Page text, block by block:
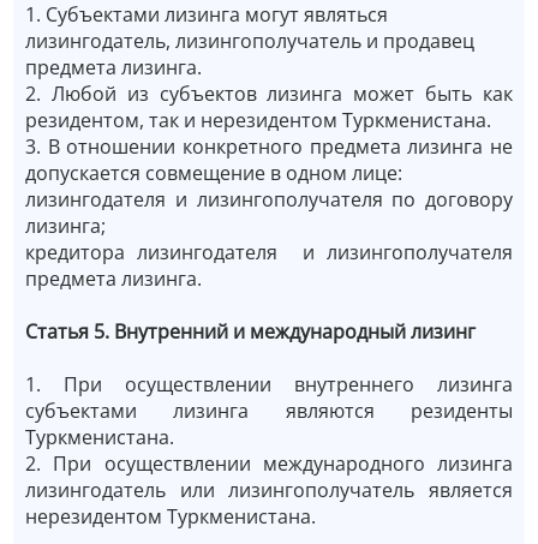
1. Субъектами лизинга могут являться
лизингодатель, лизингополучатель и продавец
предмета лизинга.
2. Любой из субъектов лизинга может быть как
резидентом, так и нерезидентом Туркменистана.
3. В отношении конкретного предмета лизинга не
допускается совмещение в одном лице:
лизингодателя и лизингополучателя по договору
лизинга;
кредитора лизингодателя и лизингополучателя
предмета лизинга.
Статья 5. Внутренний и международный лизинг
1. При осуществлении внутреннего лизинга
субъектами лизинга являются резиденты
Туркменистана.
2. При осуществлении международного лизинга
лизингодатель или лизингополучатель является
нерезидентом Туркменистана.